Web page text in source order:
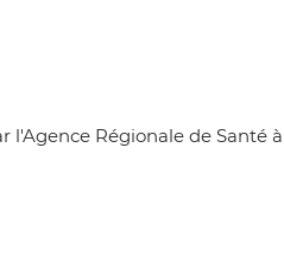
Régionale de Santé